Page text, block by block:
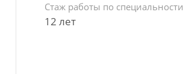
Стаж работы по специальности
12 лет